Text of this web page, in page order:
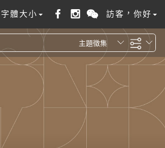
字體大小 訪客，你好
主題徵集